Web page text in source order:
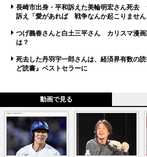
長崎市出身・平和訴えた美輪明宏さん死去
訴え「愛があれば 戦争なんか起こりません
つげ義春さんと白土三平さん カリスマ漫画
は？
死去した丹羽宇一郎さんは、経済界有数の
ど読書』ベストセラーに
動画で見る